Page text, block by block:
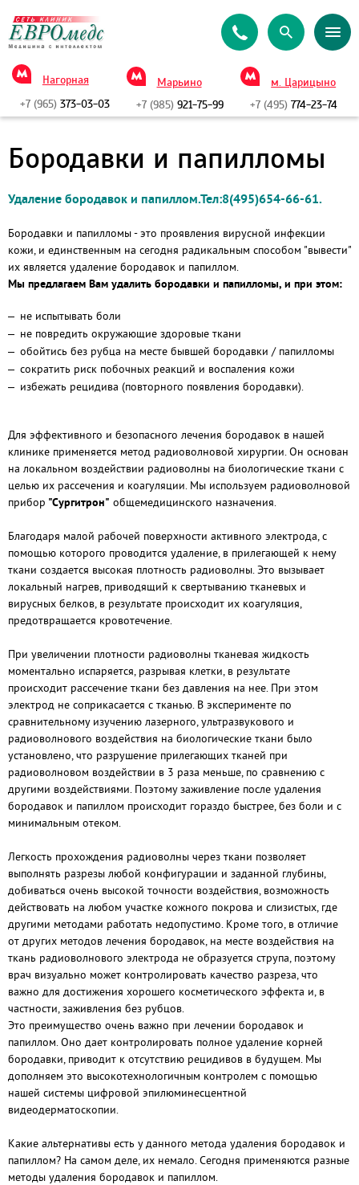
Нагорная
+7 (965) 373-03-03
Марьино
+7 (985)921-75-99
м. Царицыно
+7 (495) 774-23-74
Бородавки и папилломы
Удаление бородавок и папиллом.Тел:8(495)654-66-61.
Бородавки и папилломы- это проявления вирусной инфекции
кожи, и единственным на сегодня радикальным способом "вывести"
их является удаление бородавок и папиллом.
Мы предлагаем Вам удалить бородавки и папилломы, и при этом:
не испытывать боли
не повредить окружающие здоровые ткани
обойтись без рубца на месте бывшей бородавки / папилломы
сократить риск побочных реакций и воспаления кожи
избежать рецидива (повторного появления бородавки).
Для эффективного и безопасного лечения бородавок в нашей
клинике применяется метод радиоволновой хирургии. Он основан
на локальном воздействии радиоволны на биологические ткани с
целью их рассечения и коагуляции. Мы используем радиоволновой
прибор "Сургитрон" общемедицинского назначения.
Благодаря малой рабочей поверхности активного электрода, с
помощью которого проводится удаление, в прилегающей к нему
ткани создается высокая плотность радиоволны. Это вызывает
локальный нагрев, приводящий к свертыванию тканевых и
вирусных белков, в результате происходит их коагуляция,
предотвращается кровотечение.
При увеличении плотности радиоволны тканевая жидкость
моментально испаряется, разрывая клетки, в результате
происходит рассечение ткани без давления на нее. При этом
электрод не соприкасается с тканью. В эксперименте по
сравнительному изучению лазерного, ультразвукового и
радиоволнового воздействия на биологические ткани было
установлено, что разрушение прилегающих тканей при
радиоволновом воздействии в 3 раза меньше, по сравнению с
другими воздействиями. Поэтому заживление после удаления
бородавок и папиллом происходит гораздо быстрее, без боли и с
минимальным отеком.
Легкость прохождения радиоволны через ткани позволяет
выполнять разрезы любой конфигурации и заданной глубины,
добиваться очень высокой точности воздействия, возможность
действовать на любом участке кожного покрова и слизистых, где
другими методами работать недопустимо. Кроме того, в отличие
от других методов лечения бородавок, на месте воздействия на
ткань радиоволнового электрода не образуется струпа, поэтому
врач визуально может контролировать качество разреза, что
важно для достижения хорошего косметического эффекта и, в
частности, заживления без рубцов.
Это преимущество очень важно при лечении бородавок и
папиллом. Оно дает контролировать полное удаление корней
бородавки, приводит к отсутствию рецидивов в будущем. Мы
дополняем это высокотехнологичным контролем с помощью
нашей системы цифровой эпилюминесцентной
видеодерматоскопии.
Какие альтернативы есть у данного метода удаления бородавок и
папиллом? На самом деле, их немало. Сегодня применяются разные
методы удаления бородавок и папиллом.